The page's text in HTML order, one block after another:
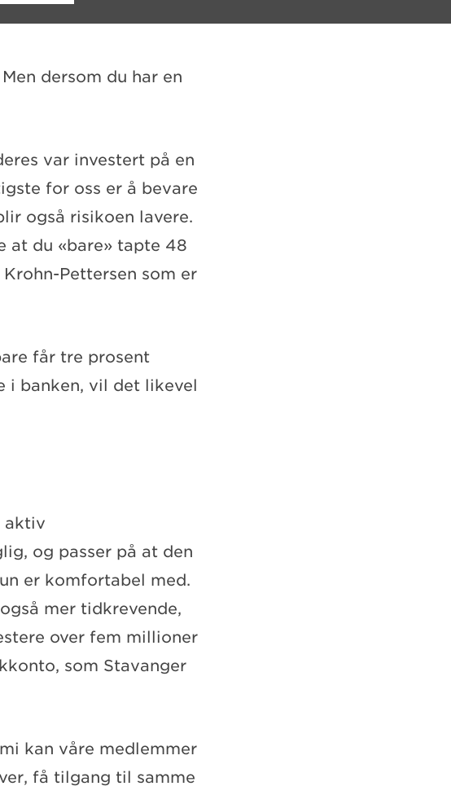
dersom du har en
var investert på en
for oss er å bevare
også risikoen lavere.
at du «bare» tapte 48
Pettersen som er
får tre prosent
i banken, vil det likevel
aktiv
og passer på at den
er komfortabel med.
mer tidkrevende,
over fem millioner
som Stavanger
kan våre medlemmer
få tilgang til samme